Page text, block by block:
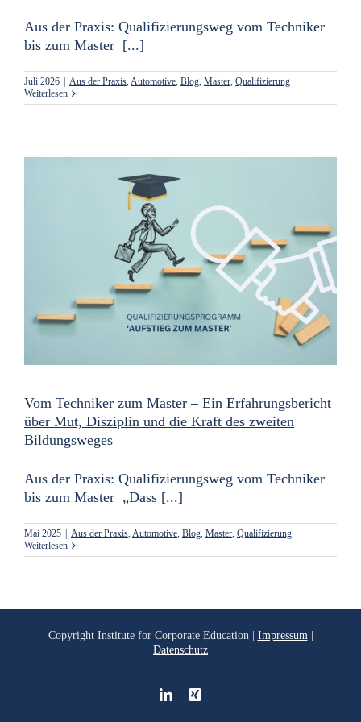
Aus der Praxis: Qualifizierungsweg vom Techniker
bis zum Master [...]
Juli 2026 | Aus der Praxis Automotive Blog Master Qualifizierung
Weiterlesen
Vom Techniker zum Master – Ein Erfahrungsbericht
über Mut, Disziplin und die Kraft des zweiten
Bildungsweges
Aus der Praxis: Qualifizierungsweg vom Techniker
bis zum Master „Dass [...]
Mai 2025 Aus der Praxis,Automotive, Blog, Master, Qualifizierung
Weiterlesen
Copyright Institute for Corporate Education | Impressum|
Datenschutz
LinkedInXing